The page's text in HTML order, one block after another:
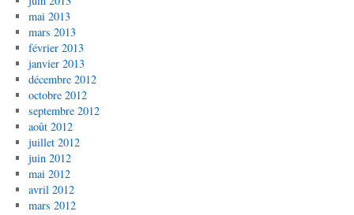
mai 2013
mars 2013
février 2013
janvier 2013
décembre 2012
octobre 2012
septembre 2012
août 2012
juillet 2012
juin 2012
mai 2012
avril 2012
mars 2012